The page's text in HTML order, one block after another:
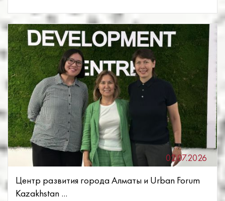
02.07.2026
Центр развития города Алматы и Urban Forum
Kazakhstan ...